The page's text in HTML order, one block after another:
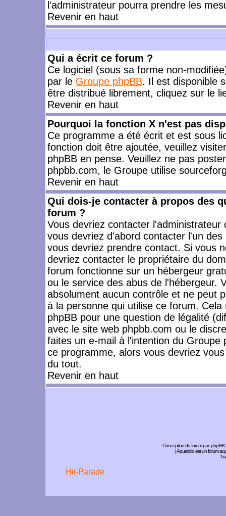
l'administrateur pourra prendre les
Revenir en haut
Qui a écrit ce forum ?
Ce logiciel (sous sa forme non-
par le Groupe phpBB. Il est disponible
être distribué librement, cliquez sur le
Revenir en haut
Pourquoi la fonction X n'est pas
Ce programme a été écrit et est sous
fonction doit être ajoutée, veuillez
phpBB en pense. Veuillez ne pas
phpbb.com, le Groupe utilise
Revenir en haut
Qui dois-je contacter à propos des
forum ?
Vous devriez contacter
vous devriez d'abord contacter l'un
vous devriez prendre contact. Si vous
devriez contacter le propriétaire du
forum fonctionne sur un hébergeur
ou le service des abus de l'hébergeur.
absolument aucun contrôle et ne peut
à la personne qui utilise ce forum.
phpBB pour une question de légalité
avec le site web phpbb.com ou le
faites un e-mail à l'intention du
ce programme, alors vous devriez
du tout.
Revenir en haut
Conception du forum par:phpBB
| Aquariolo est un forum